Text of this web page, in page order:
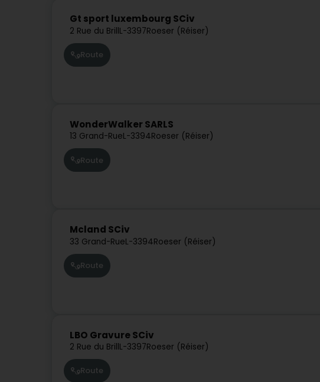
Gt sport luxembourg SCiv
2 Rue du BrillL-3397Roeser (Réiser)
Route
WonderWalker SARLS
13 Grand-RueL-3394Roeser (Réiser)
Route
Mcland SCiv
33 Grand-RueL-3394Roeser (Réiser)
Route
LBO Gravure SCiv
2 Rue du BrillL-3397Roeser (Réiser)
Route